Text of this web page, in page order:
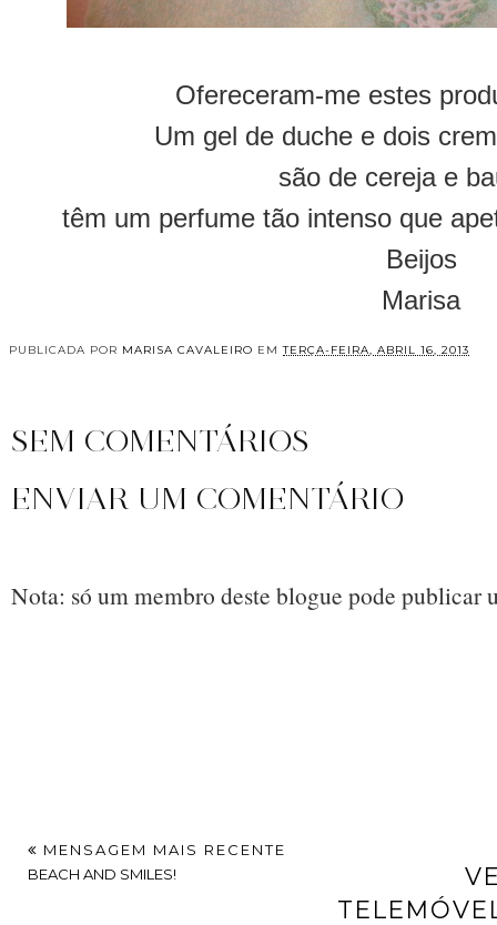
Ofereceram-me estes
Um gel de duche e dois
são de cereja e
têm um perfume tão intenso que
Beijos
Marisa
PUBLICADA POR MARISA CAVALEIRO EMTERÇA-FEIRA, ABRIL 16, 2013
SEM COMENTÁRIOS
ENVIAR UM COMENTÁRIO
Nota: só um membro deste blogue pode publicar
MENSAGEM MAIS RECENTE
BEACH AND SMILES!